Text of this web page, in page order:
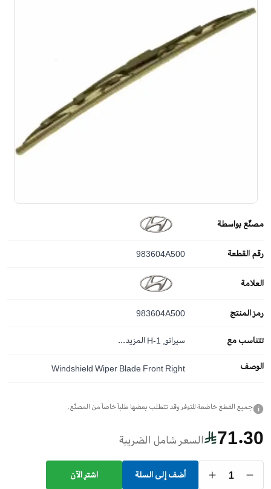
مصنّع بواسطة
رقم القطعة 983604A500
العلامة
رمز المنتج 983604A500
تتناسب مع سيراتو, H-1 المزيد...
الوصف Windshield Wiper Blade Front Right
i جميع القطع خاضعة للتوفر وقد تتطلب بعضها طلباً خاصاً من المصنّع.
71.30 السعر شامل الضريبة
1 أضف إلى السلة اشترِ الآن